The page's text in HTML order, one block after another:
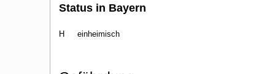
Status in Bayern
H einheimisch